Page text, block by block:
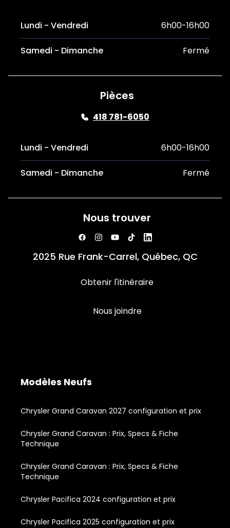
Lundi - Vendredi 6h00-16h00
Samedi - Dimanche Fermé
Pièces
418 781-6050
Lundi - Vendredi 6h00-16h00
Samedi - Dimanche Fermé
Nous trouver
2025 Rue Frank-Carrel, Québec, QC
Obtenir l'itinéraire
Nous joindre
Modèles Neufs
Chrysler Grand Caravan 2027 configuration et prix
Chrysler Grand Caravan : Prix, Specs & Fiche
Technique
Chrysler Grand Caravan : Prix, Specs & Fiche
Technique
Chrysler Pacifica 2024 configuration et prix
Chrysler Pacifica 2025 configuration et prix